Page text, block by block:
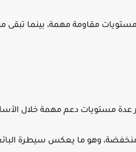
مقاومة مهمة، بينما تبقى
وهو ما يعكس سيطرة